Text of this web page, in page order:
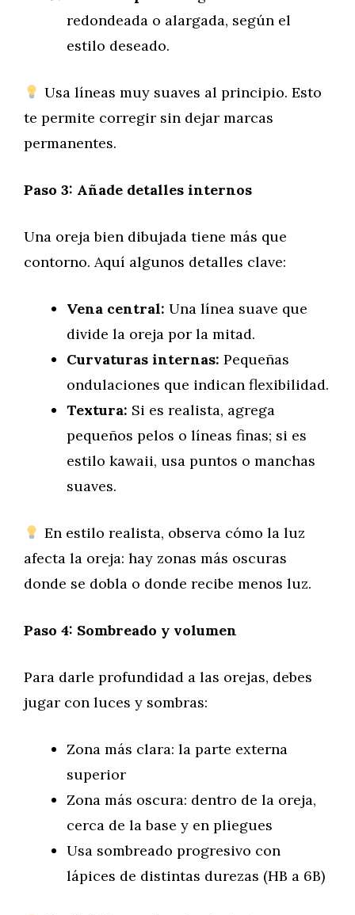
redondeada o alargada, según el
estilo deseado.
Usa líneas muy suaves al principio. Esto
te permite corregir sin dejar marcas
permanentes.
Paso 3: Añade detalles internos
Una oreja bien dibujada tiene más que
contorno. Aquí algunos detalles clave:
Vena central: Una línea suave que
divide la oreja por la mitad.
Curvaturas internas: Pequeñas
ondulaciones que indican flexibilidad.
Textura: Si es realista, agrega
pequeños pelos o líneas finas; si es
estilo kawaii, usa puntos o manchas
suaves.
En estilo realista, observa cómo la luz
afecta la oreja: hay zonas más oscuras
donde se dobla o donde recibe menos luz.
Paso 4: Sombreado y volumen
Para darle profundidad a las orejas, debes
jugar con luces y sombras:
Zona más clara: la parte externa
superior
Zona más oscura: dentro de la oreja,
cerca de la base y en pliegues
Usa sombreado progresivo con
lápices de distintas durezas (HB a 6B)